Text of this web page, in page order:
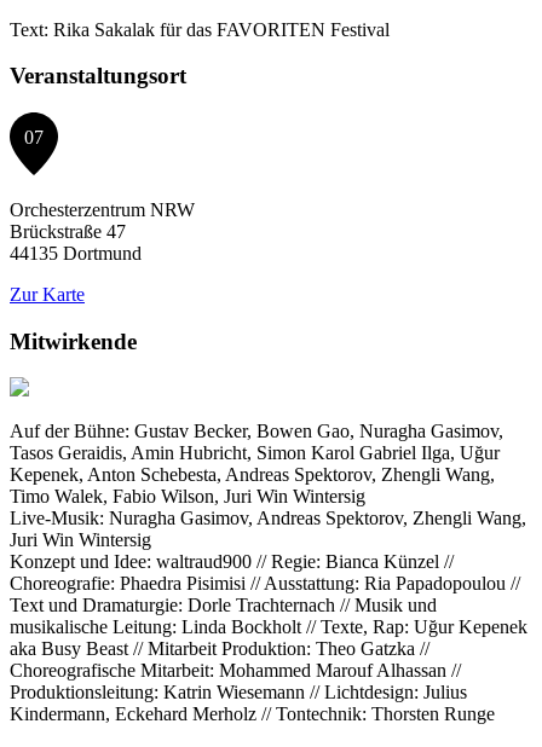
Text: Rika Sakalak für das FAVORITEN Festival
Veranstaltungsort
07
Orchesterzentrum NRW
Brückstraße 47
44135 Dortmund
Zur Karte
Mitwirkende
Auf der Bühne: Gustav Becker, Bowen Gao, Nuragha Gasimov,
Tasos Geraidis, Amin Hubricht, Simon Karol Gabriel Ilga, Uğur
Kepenek, Anton Schebesta, Andreas Spektorov, Zhengli Wang,
Timo Walek, Fabio Wilson, Juri Win Wintersig
Live-Musik: Nuragha Gasimov, Andreas Spektorov, Zhengli Wang,
Juri Win Wintersig
Konzept und Idee: waltraud900 // Regie: Bianca Künzel //
Choreografie: Phaedra Pisimisi // Ausstattung: Ria Papadopoulou //
Text und Dramaturgie: Dorle Trachternach // Musik und
musikalische Leitung: Linda Bockholt // Texte, Rap: Uğur Kepenek
aka Busy Beast // Mitarbeit Produktion: Theo Gatzka //
Choreografische Mitarbeit: Mohammed Marouf Alhassan //
Produktionsleitung: Katrin Wiesemann // Lichtdesign: Julius
Kindermann, Eckehard Merholz // Tontechnik: Thorsten Runge